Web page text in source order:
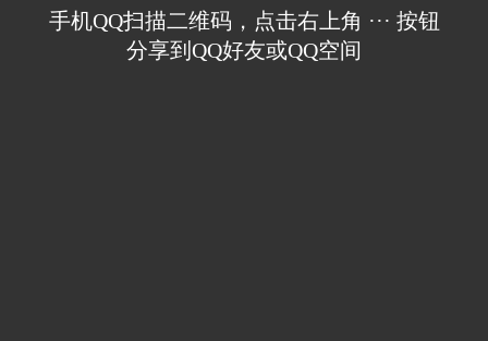
手机QQ扫描二维码，点击右上角 ··· 按钮
分享到QQ好友或QQ空间